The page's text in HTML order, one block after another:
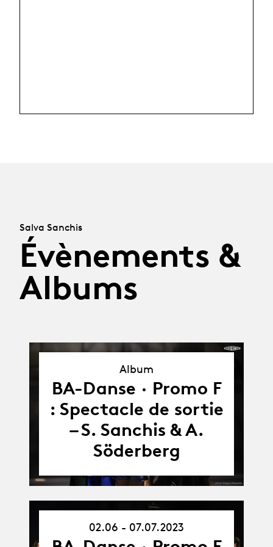
Salva Sanchis
Évènements &
Albums
Album
Album
BA-Danse · Promo F
: Spectacle de sortie
– S. Sanchis & A.
Söderberg
02.06.23
-
02.06 - 07.07.2023